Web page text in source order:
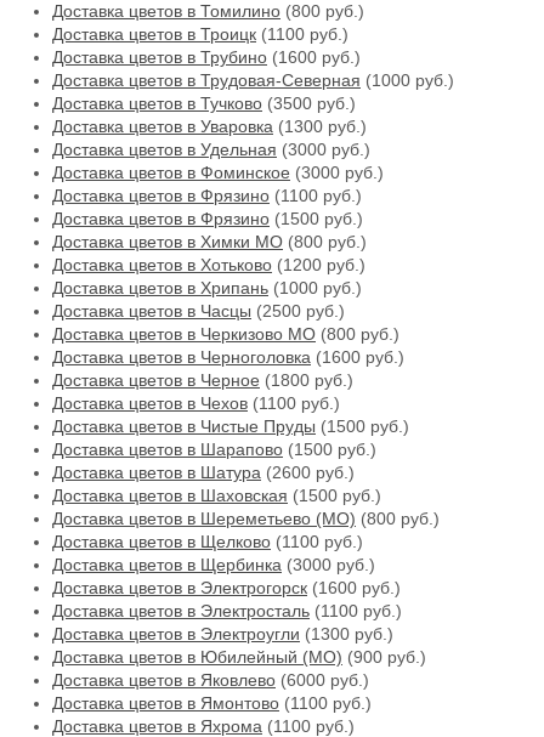
Доставка цветов в Томилино (800 руб.)
Доставка цветов в Троицк (1100 руб.)
Доставка цветов в Трубино (1600 руб.)
Доставка цветов в Трудовая-Северная (1000 руб.)
Доставка цветов в Тучково (3500 руб.)
Доставка цветов в Уваровка (1300 руб.)
Доставка цветов в Удельная (3000 руб.)
Доставка цветов в Фоминское (3000 руб.)
Доставка цветов в Фрязино (1100 руб.)
Доставка цветов в Фрязино (1500 руб.)
Доставка цветов в Химки МО (800 руб.)
Доставка цветов в Хотьково (1200 руб.)
Доставка цветов в Хрипань (1000 руб.)
Доставка цветов в Часцы (2500 руб.)
Доставка цветов в Черкизово МО (800 руб.)
Доставка цветов в Черноголовка (1600 руб.)
Доставка цветов в Черное (1800 руб.)
Доставка цветов в Чехов (1100 руб.)
Доставка цветов в Чистые Пруды (1500 руб.)
Доставка цветов в Шарапово (1500 руб.)
Доставка цветов в Шатура (2600 руб.)
Доставка цветов в Шаховская (1500 руб.)
Доставка цветов в Шереметьево (МО) (800 руб.)
Доставка цветов в Щелково (1100 руб.)
Доставка цветов в Щербинка (3000 руб.)
Доставка цветов в Электрогорск (1600 руб.)
Доставка цветов в Электросталь (1100 руб.)
Доставка цветов в Электроугли (1300 руб.)
Доставка цветов в Юбилейный (МО) (900 руб.)
Доставка цветов в Яковлево (6000 руб.)
Доставка цветов в Ямонтово (1100 руб.)
Доставка цветов в Яхрома (1100 руб.)